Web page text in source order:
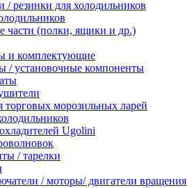
/ резинки для холодильников
части (полки, ящики и др.)
и комплектующие
/ установочные компоненты
торговых морозильных ларей
Ugolini
/ тарелки
/ моторы/ двигатели вращения